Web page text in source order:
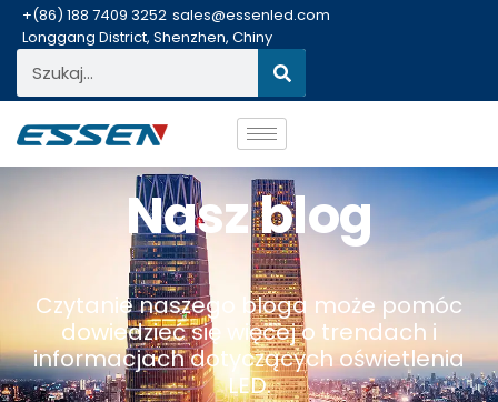
+(86) 188 7409 3252 sales@essenled.com
Longgang District, Shenzhen, Chiny
Nasz blog
Czytanie naszego bloga może pomóc
dowiedzieć się więcej o trendach i
informacjach dotyczących oświetlenia
LED.